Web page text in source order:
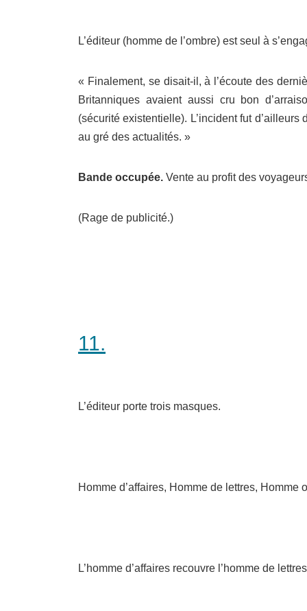
L’éditeur (homme de l’ombre) est seul à
« Finalement, se disait-il, à l’écoute des
Britanniques avaient aussi cru bon
(sécurité existentielle). L’incident fut
au gré des actualités. »
Bande occupée. Vente au profit des
(Rage de publicité.)
11.
L’éditeur porte trois masques.
Homme d’affaires, Homme de lettres, Homme
L’homme d’affaires recouvre l’homme de